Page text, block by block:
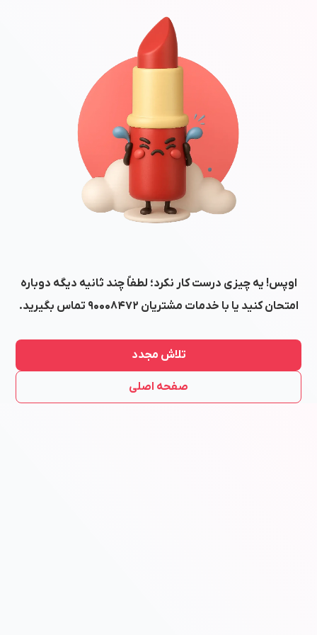
اوپس! یه چیزی درست کار نکرد؛ لطفاً چند ثانیه دیگه دوباره
امتحان کنید یا با خدمات مشتریان ۹۰۰۰۸۴۷۲ تماس بگیرید.
تلاش مجدد
صفحه اصلی